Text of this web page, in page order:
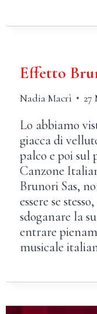
Effetto
Nadia Macrì 27
Lo abbiamo
giacca di
palco e poi sul
Canzone
Brunori Sas,
essere se
sdoganare la
entrare
musicale